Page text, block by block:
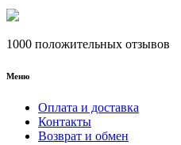
1000 положительных отзывов
Меню
Оплата и доставка
Контакты
Возврат и обмен